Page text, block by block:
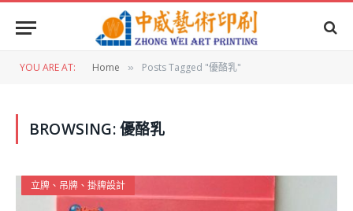
YOU ARE AT: Home » Posts Tagged "優酪乳"
BROWSING:優酪乳
立牌、吊牌、掛牌設計